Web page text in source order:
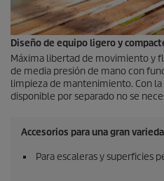
Diseño de equipo ligero y
Máxima libertad de movimiento y
de media presión de mano con
limpieza de mantenimiento. Con
disponible por separado no se
Accesorios para una gran
Para escaleras y superficies